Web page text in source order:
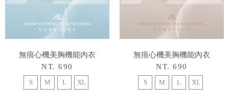
無痕心機美胸機能內衣
NT. 690
S M L XL
無痕心機美胸機能內衣
NT. 690
S M L XL